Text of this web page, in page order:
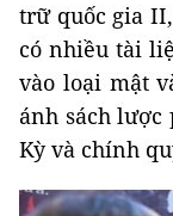
trữ quốc gia
có nhiều tài
vào loại mật
ánh sách lược
Kỳ và chính